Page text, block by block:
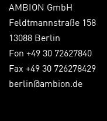
AMBION GmbH
Feldtmannstraße 158
13088 Berlin
Fon +49 30 72627840
Fax +49 30 726278429
berlin@ambion.de